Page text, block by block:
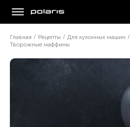
Главная / Рецепты / Для кухонных машин /
Творожные маффины